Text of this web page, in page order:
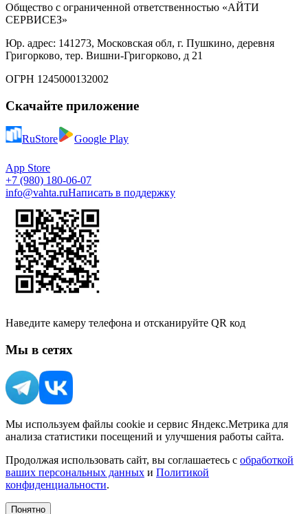
Общество с ограниченной ответственностью «АЙТИ
СЕРВИСЕЗ»
Юр. адрес: 141273, Московская обл, г. Пушкино, деревня
Григорково, тер. Вишни-Григорково, д 21
ОГРН 1245000132002
Скачайте приложение
RuStore Google Play
App Store
+7 (980) 180-06-07
info@vahta.ruНаписать в поддержку
Наведите камеру телефона и отсканируйте QR код
Мы в сетях
Мы используем файлы cookie и сервис Яндекс.Метрика для
анализа статистики посещений и улучшения работы сайта.
Продолжая использовать сайт, вы соглашаетесь с обработкой
ваших персональных данных и Политикой
конфиденциальности.
Понятно